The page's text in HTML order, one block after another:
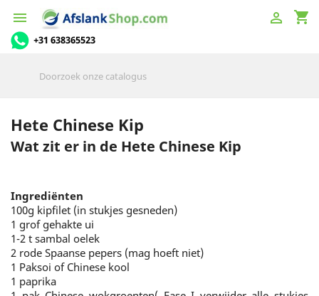
 shopping_cart

+31 638365523
Hete Chinese Kip
Wat zit er in de Hete Chinese Kip
Ingrediënten
100g kipfilet (in stukjes gesneden)
1 grof gehakte ui
1-2 t sambal oelek
2 rode Spaanse pepers (mag hoeft niet)
1 Paksoi of Chinese kool
1 paprika